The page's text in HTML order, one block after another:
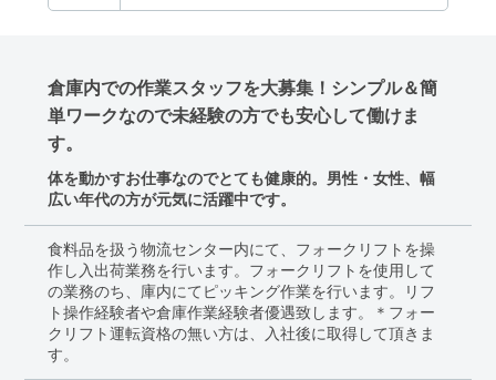
倉庫内での作業スタッフを大募集！シンプル＆簡
単ワークなので未経験の方でも安心して働けま
す。
体を動かすお仕事なのでとても健康的。男性・女性、幅
広い年代の方が元気に活躍中です。
食料品を扱う物流センター内にて、フォークリフトを操
作し入出荷業務を行います。フォークリフトを使用して
の業務のち、庫内にてピッキング作業を行います。リフ
ト操作経験者や倉庫作業経験者優遇致します。＊フォー
クリフト運転資格の無い方は、入社後に取得して頂きま
す。